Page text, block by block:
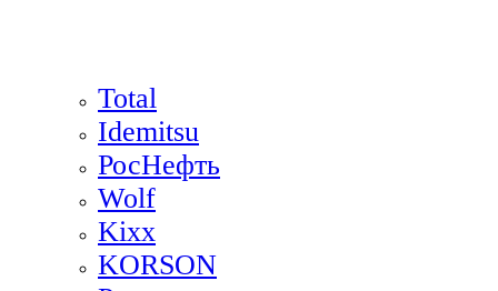
Total
Idemitsu
РосНефть
Wolf
Kixx
KORSON